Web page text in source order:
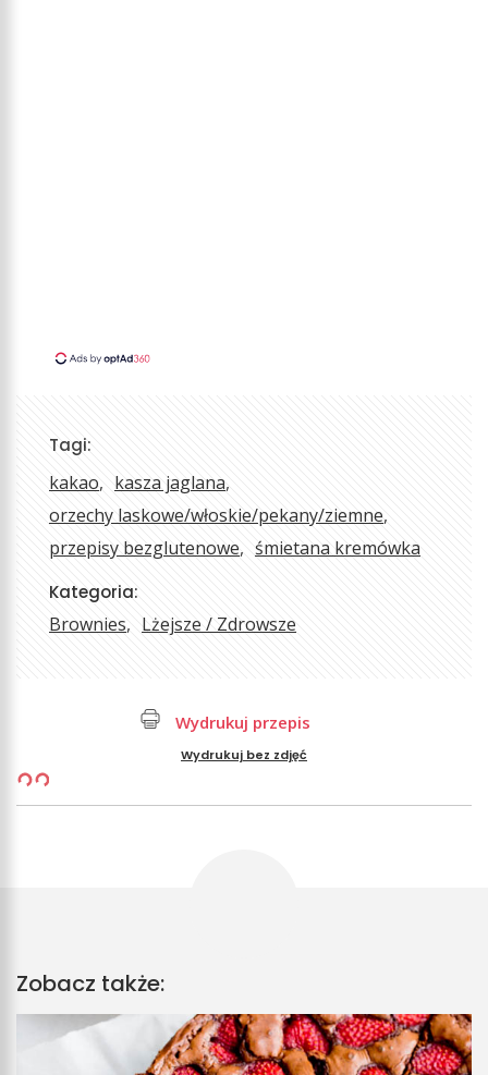
Tagi:
kakao
kasza jaglana
orzechy laskowe/włoskie/pekany/ziemne
przepisy bezglutenowe
śmietana kremówka
Kategoria:
Brownies Lżejsze / Zdrowsze
Wydrukuj przepis
Wydrukuj bez zdjęć
Zobacz także: